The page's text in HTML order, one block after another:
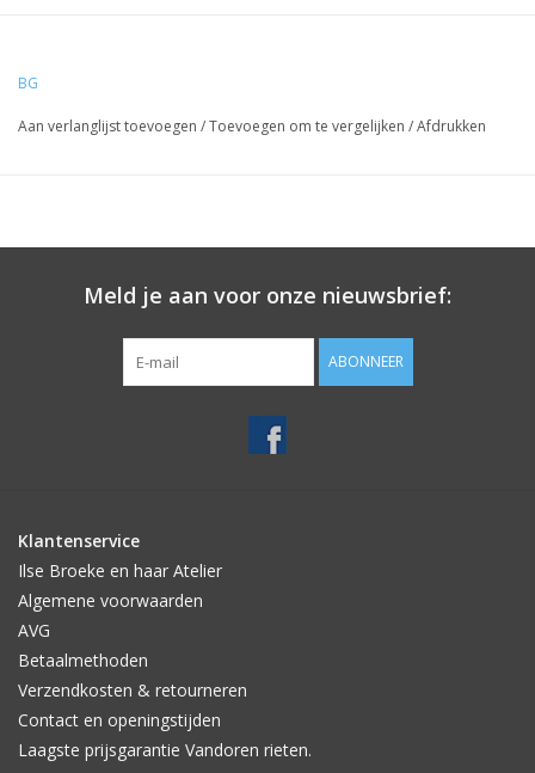
BG
Aan verlanglijst toevoegen /Toevoegen om te vergelijken /Afdrukken
Meld je aan voor onze nieuwsbrief:
ABONNEER
Klantenservice
Ilse Broeke en haar Atelier
Algemene voorwaarden
AVG
Betaalmethoden
Verzendkosten & retourneren
Contact en openingstijden
Laagste prijsgarantie Vandoren rieten.